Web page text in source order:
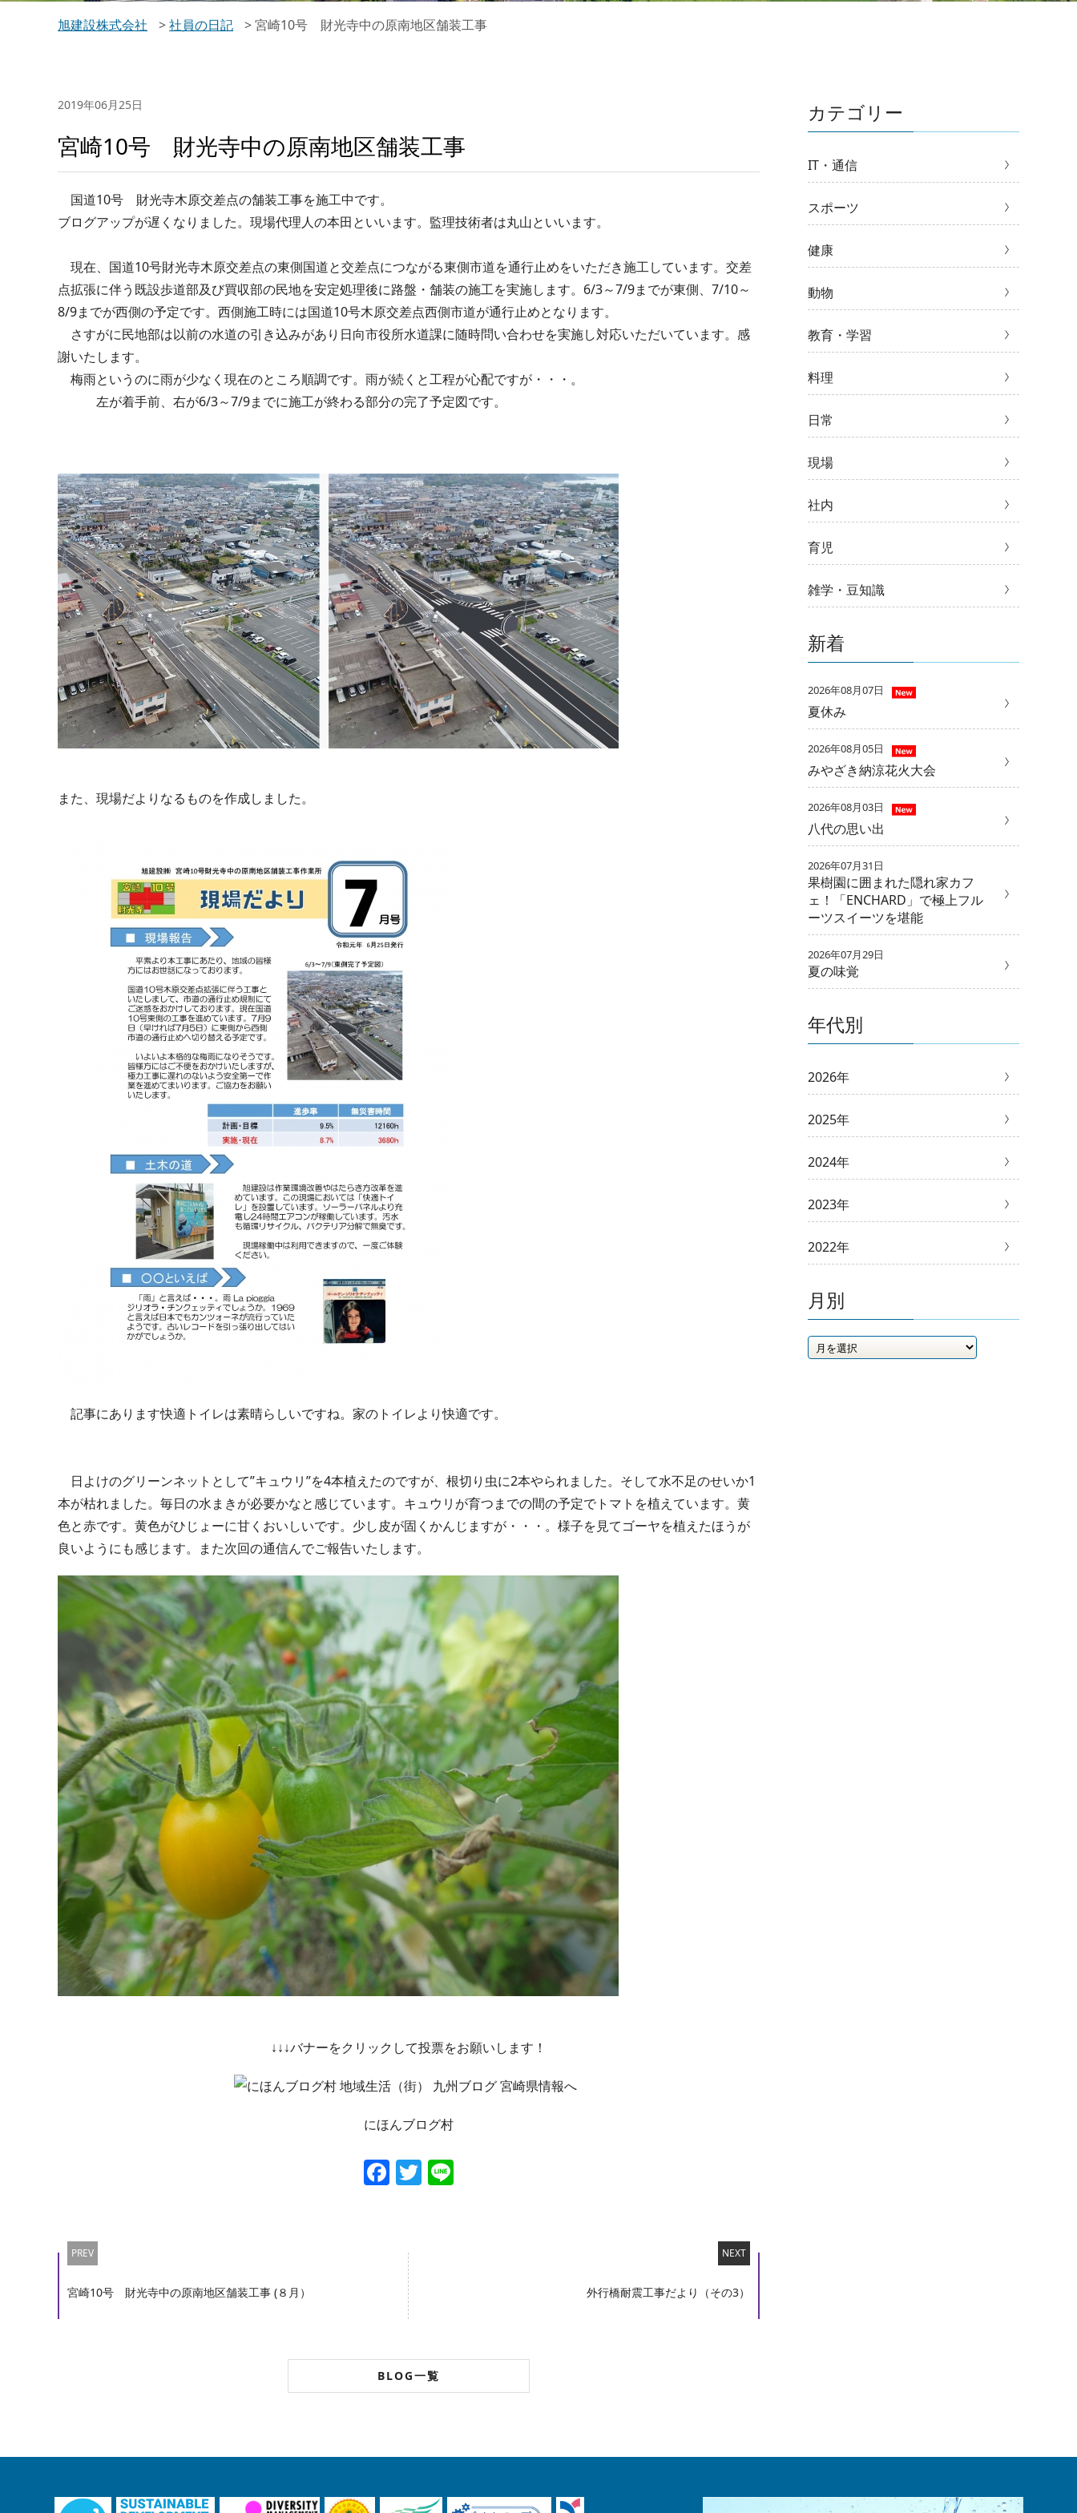
旭建設株式会社 >社員の日記 >宮崎10号 財光寺中の原南地区舗装工事
2019年06月25日
宮崎10号 財光寺中の原南地区舗装工事
国道10号 財光寺木原交差点の舗装工事を施工中です。
ブログアップが遅くなりました。現場代理人の本田といいます。監理技術者は丸山といいます。
現在、国道10号財光寺木原交差点の東側国道と交差点につながる東側市道を通行止めをいただき施工しています。交差
点拡張に伴う既設歩道部及び買収部の民地を安定処理後に路盤・舗装の施工を実施します。6/3～7/9までが東側、7/10～
8/9までが西側の予定です。西側施工時には国道10号木原交差点西側市道が通行止めとなります。
さすがに民地部は以前の水道の引き込みがあり日向市役所水道課に随時問い合わせを実施し対応いただいています。感
謝いたします。
梅雨というのに雨が少なく現在のところ順調です。雨が続くと工程が心配ですが・・・。
左が着手前、右が6/3～7/9までに施工が終わる部分の完了予定図です。
また、現場だよりなるものを作成しました。
記事にあります快適トイレは素晴らしいですね。家のトイレより快適です。
日よけのグリーンネットとして”キュウリ”を4本植えたのですが、根切り虫に2本やられました。そして水不足のせいか1
本が枯れました。毎日の水まきが必要かなと感じています。キュウリが育つまでの間の予定でトマトを植えています。黄
色と赤です。黄色がひじょーに甘くおいしいです。少し皮が固くかんじますが・・・。様子を見てゴーヤを植えたほうが
良いようにも感じます。また次回の通信んでご報告いたします。
↓↓↓バナーをクリックして投票をお願いします！
にほんブログ村
Facebook
Twitter
PREV
宮崎10号 財光寺中の原南地区舗装工事 (８月）
NEXT
外行橋耐震工事だより（その3）
BLOG一覧
カテゴリー
IT・通信
スポーツ
健康
動物
教育・学習
料理
日常
現場
社内
育児
雑学・豆知識
新着
2026年08月07日
夏休み
2026年08月05日
みやざき納涼花火大会
2026年08月03日
八代の思い出
2026年07月31日
果樹園に囲まれた隠れ家カフ
ェ！「ENCHARD」で極上フル
ーツスイーツを堪能
2026年07月29日
夏の味覚
年代別
2026年
2025年
2024年
2023年
2022年
月別